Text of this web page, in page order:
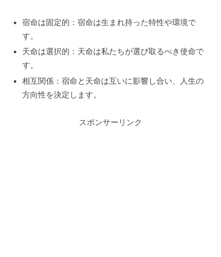
宿命は固定的：宿命は生まれ持った特性や環境で
す。
天命は選択的：天命は私たちが選び取るべき使命で
す。
相互関係：宿命と天命は互いに影響し合い、人生の
方向性を決定します。
スポンサーリンク